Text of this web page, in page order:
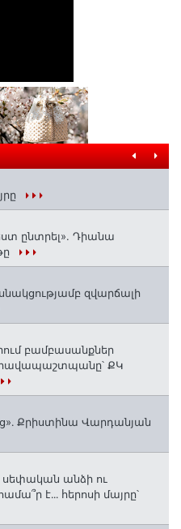
ընտրել». Դիանա
զվարճալի
բամբասանքներ
ՔԿ
Քրիստինա Վարդանյան
սեփական անձի ու
է․․․ հերոսի մայրը՝